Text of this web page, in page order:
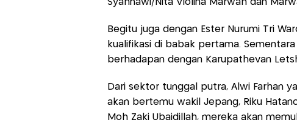
Syahnawi/Nita Violina Marwah dan
Begitu juga dengan Ester Nurumi Tri
kualifikasi di babak pertama.
berhadapan dengan Karupathevan
Dari sektor tunggal putra, Alwi Farhan
akan bertemu wakil Jepang, Riku
Moh Zaki Ubaidillah, mereka akan